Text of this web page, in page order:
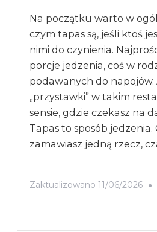
Na początku warto w
czym tapas są, jeśli ktoś
nimi do czynienia.
porcje jedzenia, coś w
podawanych do napojów.
„przystawki” w takim
sensie, gdzie czekasz na
Tapas to sposób jedzenia.
zamawiasz jedną rzecz,
Zaktualizowano 11/06/2026